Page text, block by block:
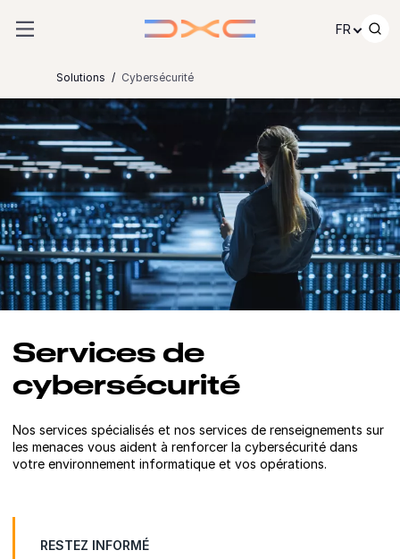
FR
Solutions Cybersécurité
Services de
cybersécurité
Nos services spécialisés et nos services de renseignements sur
les menaces vous aident à renforcer la cybersécurité dans
votre environnement informatique et vos opérations.
RESTEZ INFORMÉ